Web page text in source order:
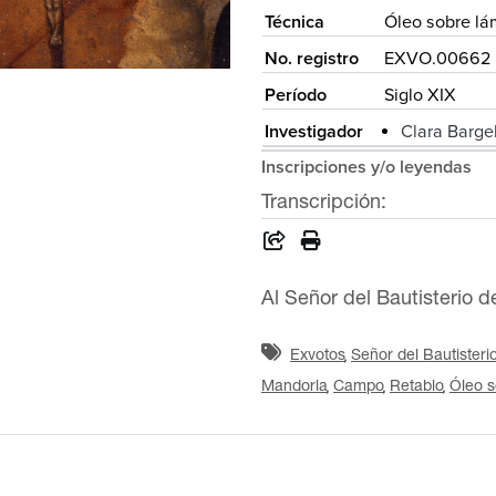
Técnica
Óleo sobre
No. registro
EXVO.00662
Período
Siglo XIX
Investigador
Clara
Inscripciones y/o leyendas
Transcripción:
Al Señor del Bautisterio
Exvotos Señor del
Mandorla Campo Retablo Óleo